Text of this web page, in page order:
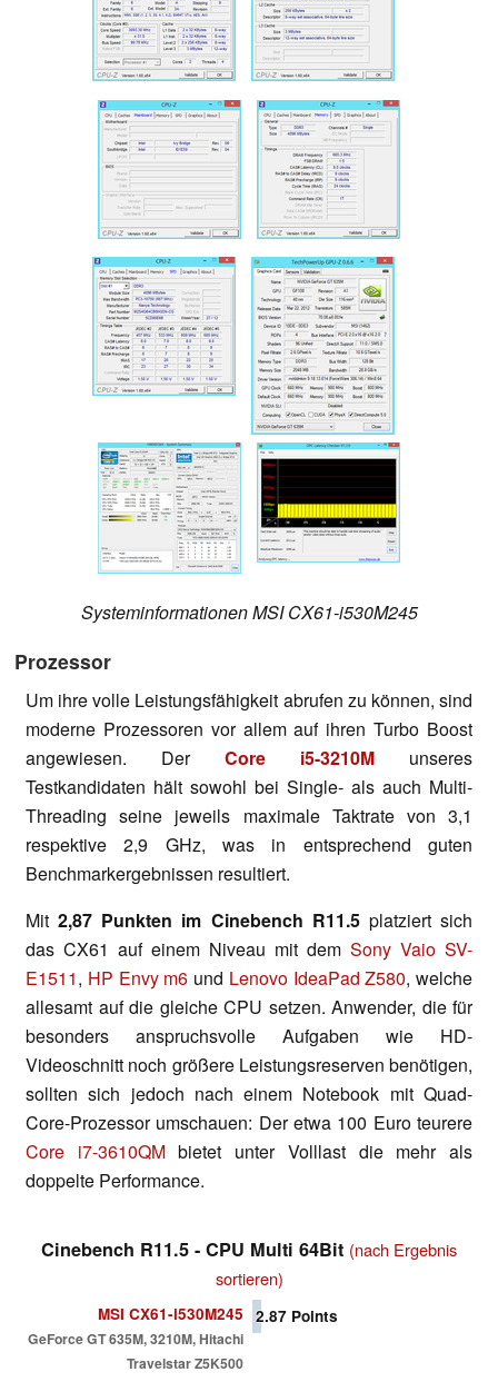
Systeminformationen MSI CX61-i530M245
Prozessor
Um ihre volle Leistungsfähigkeit abrufen zu können, sind
moderne Prozessoren vor allem auf ihren Turbo Boost
angewiesen. Der Core i5-3210M unseres
Testkandidaten hält sowohl bei Single- als auch Multi-
Threading seine jeweils maximale Taktrate von 3,1
respektive 2,9 GHz, was in entsprechend guten
Benchmarkergebnissen resultiert.
Mit2,87 Punkten im Cinebench R11.5platziert sich
das CX61 auf einem Niveau mit dem Sony Vaio SV-
E1511, HP Envy m6 und Lenovo IdeaPad Z580, welche
allesamt auf die gleiche CPU setzen. Anwender, die für
besonders anspruchsvolle Aufgaben wie HD-
Videoschnitt noch größere Leistungsreserven benötigen,
sollten sich jedoch nach einem Notebook mit Quad-
Core-Prozessor umschauen: Der etwa 100 Euro teurere
Core i7-3610QMbietet unter Volllast die mehr als
doppelte Performance.
Cinebench R11.5 - CPU Multi 64Bit (nach Ergebnis
sortieren)
MSI CX61-i530M245
GeForce GT 635M, 3210M, Hitachi
Travelstar Z5K500
2.87 Points